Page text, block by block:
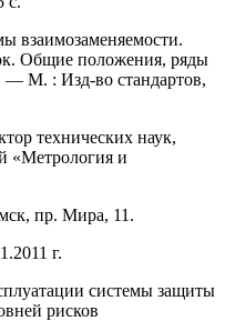
взаимозаменяемости.
Общие положения, ряды
— М. : Изд-во стандартов,
технических наук,
«Метрология и
пр. Мира, 11.
г.
системы защиты
рисков